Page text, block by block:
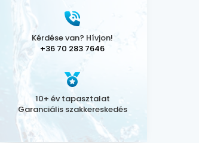
Kérdése van? Hívjon!
+36 70 283 7646
10+ év tapasztalat
Garanciális szakkereskedés